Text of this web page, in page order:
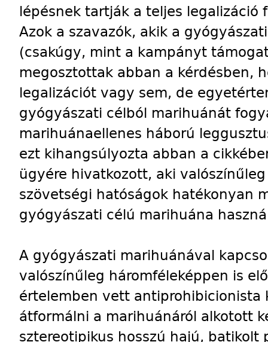
lépésnek tartják a teljes legalizáció
Azok a szavazók, akik a
(csakúgy, mint a kampányt
megosztottak abban a kérdésben,
legalizációt vagy sem, de
gyógyászati célból marihuánát
marihuánaellenes háború
ezt kihangsúlyozta abban a
ügyére hivatkozott, aki
szövetségi hatóságok hatékonyan
gyógyászati célú marihuána
A gyógyászati marihuánával
valószínűleg háromféleképpen is
értelemben vett antiprohibicionista
átformálni a marihuánáról alkotott
sztereotipikus hosszú hajú, batikolt